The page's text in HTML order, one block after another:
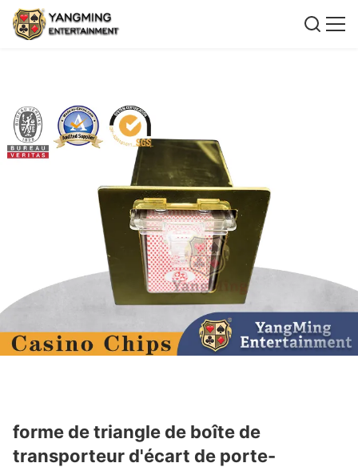
forme de triangle de boîte de
transporteur d'écart de porte-